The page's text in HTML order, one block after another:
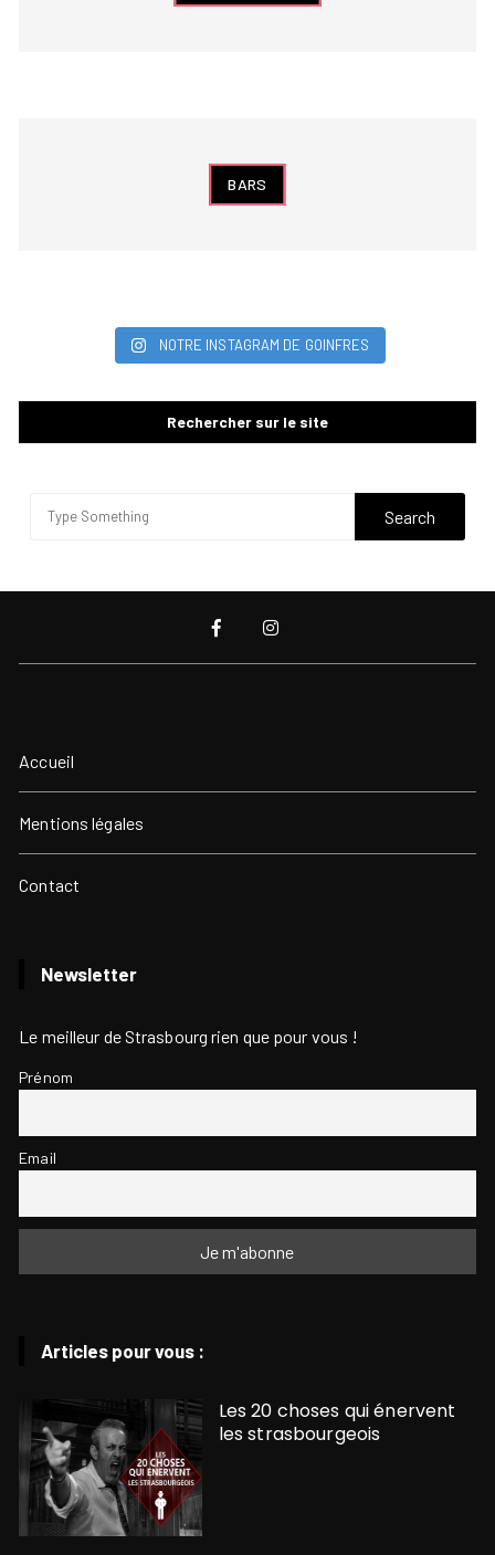
BARS
NOTRE INSTAGRAM DE GOINFRES
Rechercher sur le site
Accueil
Mentions légales
Contact
Newsletter
Le meilleur de Strasbourg rien que pour vous !
Prénom
Email
Articles pour vous :
Les 20 choses qui énervent
les strasbourgeois